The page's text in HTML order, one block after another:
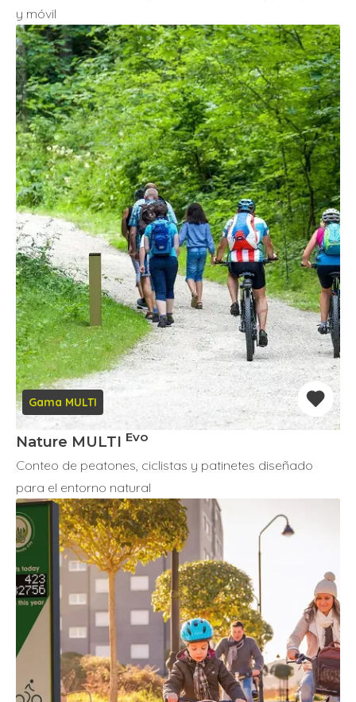
y móvil
Gama MULTI
Nature MULTI Evo
Conteo de peatones, ciclistas y patinetes diseñado
para el entorno natural